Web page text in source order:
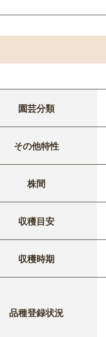
園芸分類
その他特性
株間
収穫目安
収穫時期
品種登録状況